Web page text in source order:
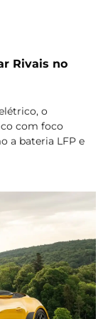
Rivais no
o
com foco
a bateria LFP e